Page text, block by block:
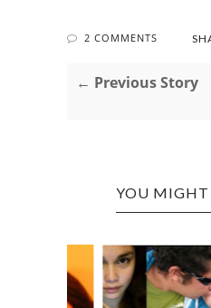
2 COMMENTS
← Previous Story
YOU MIGHT